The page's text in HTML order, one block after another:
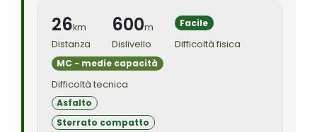
26km
Distanza
600m
Dislivello
Facile
Difficoltà fisica
MC - medie capacità
Difficoltà tecnica
Asfalto
Sterrato compatto